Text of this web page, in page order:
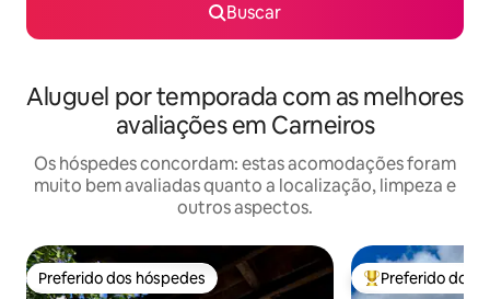
Buscar
Aluguel por temporada com as melhores
avaliações em Carneiros
Os hóspedes concordam: estas acomodações foram
muito bem avaliadas quanto a localização, limpeza e
outros aspectos.
Preferido dos hóspedes
Preferido dos hóspedes Entre os
Preferido dos